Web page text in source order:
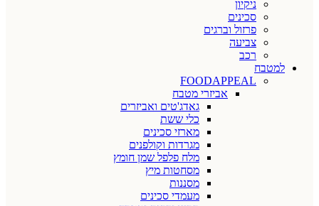
ניקיון
סכינים
פרזול וברגים
צביעה
רכב
למטבח
FOODAPPEAL
אביזרי מטבח
גאדג'טים ואביזרים
כלי ששת
מארזי סכינים
מגרדות וקולפנים
מלח פלפל שמן חומץ
מסחטות מיץ
מסננות
מעמדי סכינים